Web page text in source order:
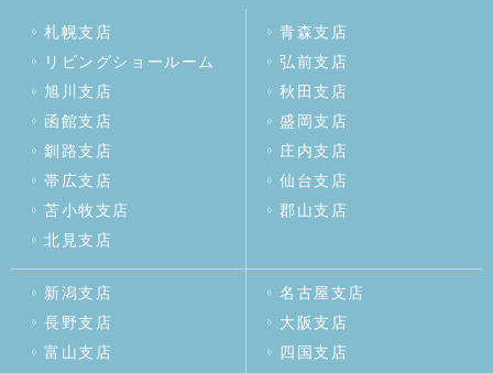
札幌支店
リビングショールーム
旭川支店
函館支店
釧路支店
帯広支店
苫小牧支店
北見支店
青森支店
弘前支店
秋田支店
盛岡支店
庄内支店
仙台支店
郡山支店
新潟支店
長野支店
富山支店
名古屋支店
大阪支店
四国支店